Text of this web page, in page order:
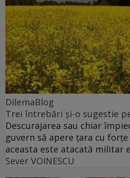
DilemaBlog
Trei întrebări și-o sugestie
Descurajarea sau chiar
guvern să apere țara cu
aceasta este atacată militar
Sever VOINESCU